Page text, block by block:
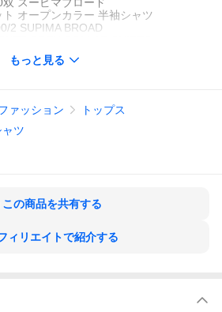
双 スーピマブロード
ト オープンカラー 半袖シャツ
2 SUPIMA BROAD
MADE IN JAPAN
(IT21A179PB)
もっと見る
ァッション
トップス
ツ
この商品を共有する
ィリエイトで紹介する